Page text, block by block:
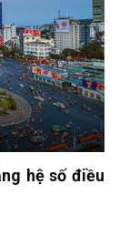
hệ số điều